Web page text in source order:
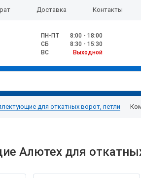
Доставка Контакты
ПН-ПТ
8:00 - 18:00
CБ
8:30 - 15:30
ВС
Выходной
для откатных ворот, петли
Алютех для